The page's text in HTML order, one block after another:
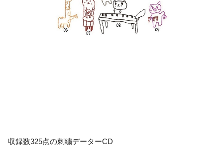
収録数325点の刺繍データーCD